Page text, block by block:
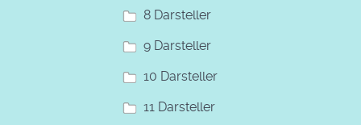
8 Darsteller
9 Darsteller
10 Darsteller
11 Darsteller